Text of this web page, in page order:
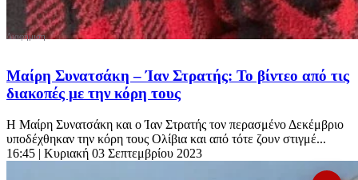
Μαίρη Συνατσάκη – Ίαν Στρατής: Το βίντεο από τις
διακοπές με την κόρη τους
Η Μαίρη Συνατσάκη και ο Ίαν Στρατής τον περασμένο Δεκέμβριο
υποδέχθηκαν την κόρη τους Ολίβια και από τότε ζουν στιγμέ...
16:45 | Κυριακή 03 Σεπτεμβρίου 2023